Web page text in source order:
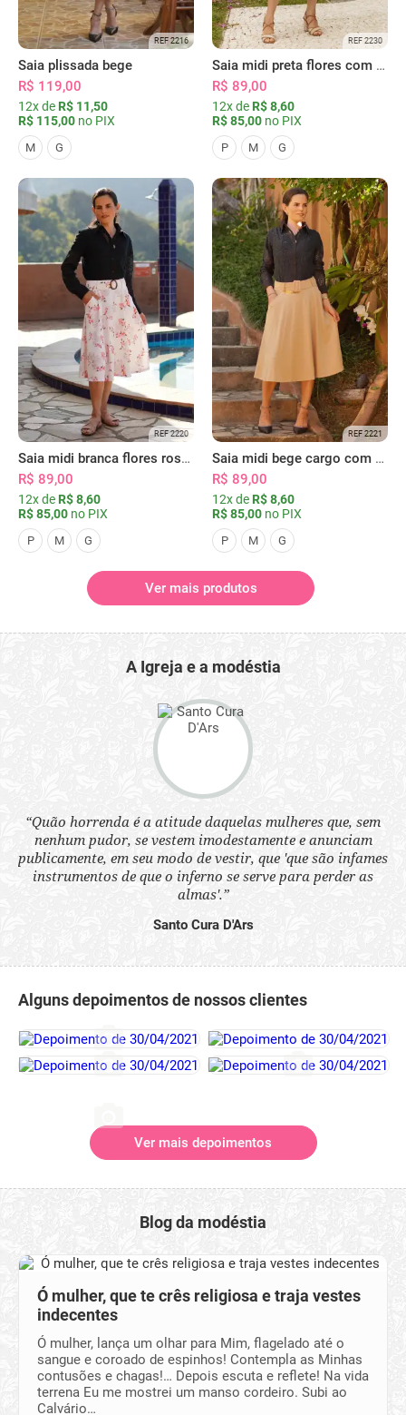
REF 2216
Saia plissada bege
R$ 119,00
12x de R$ 11,50
R$ 115,00 no PIX
M G
REF 2230
Saia midi preta flores com bolsos
R$ 89,00
12x de R$ 8,60
R$ 85,00 no PIX
P M G
REF 2220
Saia midi branca flores rosas com bolsos
R$ 89,00
12x de R$ 8,60
R$ 85,00 no PIX
P M G
REF 2221
Saia midi bege cargo com bolsos
R$ 89,00
12x de R$ 8,60
R$ 85,00 no PIX
P M G
Ver mais produtos
A Igreja e a modéstia
“Quão horrenda é a atitude daquelas mulheres que, sem
nenhum pudor, se vestem imodestamente e anunciam
publicamente, em seu modo de vestir, que 'que são infames
instrumentos de que o inferno se serve para perder as
almas'.”
Santo Cura D'Ars
Alguns depoimentos de nossos clientes
Ver mais depoimentos
Blog da modéstia
Ó mulher, que te crês religiosa e traja vestes
indecentes
Ó mulher, lança um olhar para Mim, flagelado até o
sangue e coroado de espinhos! Contempla as Minhas
contusões e chagas!… Depois escuta e reflete! Na vida
terrena Eu me mostrei um manso cordeiro. Subi ao
Calvário…